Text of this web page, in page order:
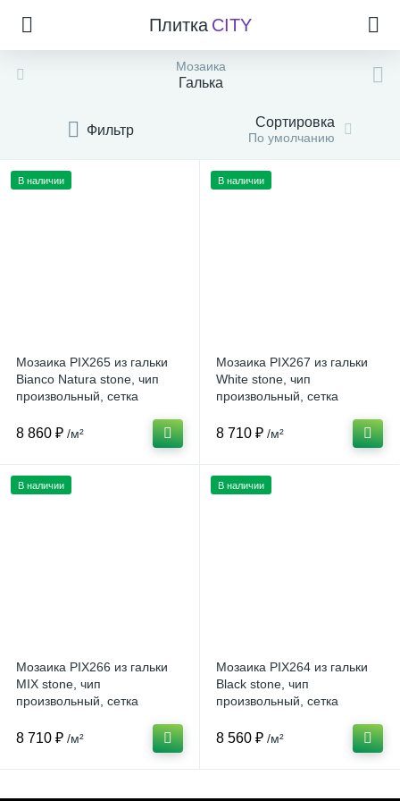
Плитка CITY
Мозаика
Галька
Фильтр Сортировка
По умолчанию
В наличии
Мозаика PIX265 из гальки
Bianco Natura stone, чип
произвольный, сетка
8 860 ₽ /м²
В наличии
Мозаика PIX267 из гальки
White stone, чип
произвольный, сетка
8 710 ₽ /м²
В наличии
Мозаика PIX266 из гальки
MIX stone, чип
произвольный, сетка
8 710 ₽ /м²
В наличии
Мозаика PIX264 из гальки
Blaсk stone, чип
произвольный, сетка
8 560 ₽ /м²